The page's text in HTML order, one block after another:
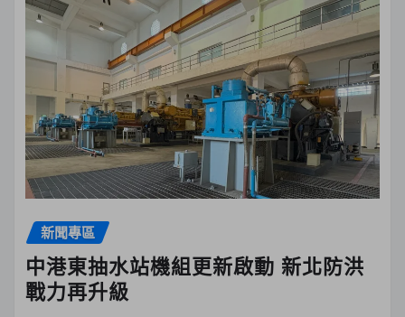
新聞專區
中港東抽水站機組更新啟動 新北防洪
戰力再升級